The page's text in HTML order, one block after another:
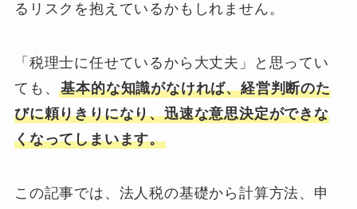
るリスクを抱えているかもしれません。
「税理士に任せているから大丈夫」と思ってい
ても、基本的な知識がなければ、経営判断のた
びに頼りきりになり、迅速な意思決定ができな
くなってしまいます。
この記事では、法人税の基礎から計算方法、申